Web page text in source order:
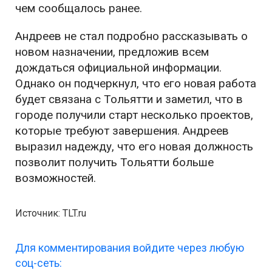
чем сообщалось ранее.
Андреев не стал подробно рассказывать о
новом назначении, предложив всем
дождаться официальной информации.
Однако он подчеркнул, что его новая работа
будет связана с Тольятти и заметил, что в
городе получили старт несколько проектов,
которые требуют завершения. Андреев
выразил надежду, что его новая должность
позволит получить Тольятти больше
возможностей.
Источник: TLT.ru
Для комментирования войдите через любую
соц-сеть: